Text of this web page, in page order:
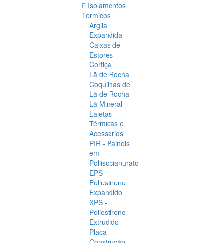
Isolamentos
Térmicos
Argila
Expandida
Caixas de
Estores
Cortiça
Lã de Rocha
Coquilhas de
Lã de Rocha
Lã Mineral
Lajetas
Térmicas e
Acessórios
PIR - Painéis
em
Poliisocianurato
EPS -
Poliestireno
Expandido
XPS -
Poliestireno
Extrudido
Placa